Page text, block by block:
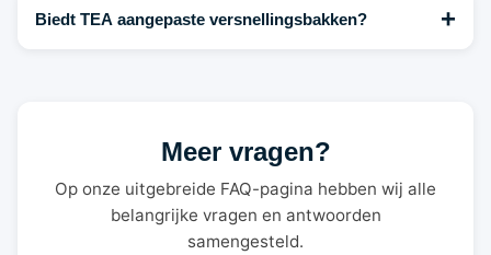
Biedt TEA aangepaste versnellingsbakken? +
Meer vragen?
Op onze uitgebreide FAQ-pagina hebben wij alle
belangrijke vragen en antwoorden
samengesteld.